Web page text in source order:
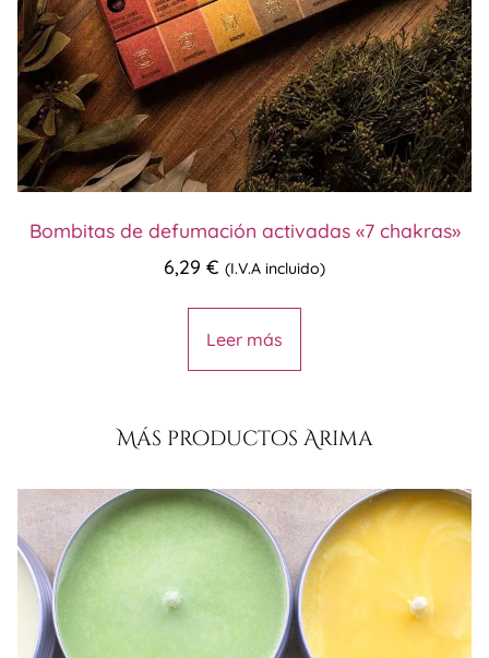
Bombitas de defumación activadas «7 chakras»
6,29 € (I.V.A incluido)
Leer más
Más productos Arima